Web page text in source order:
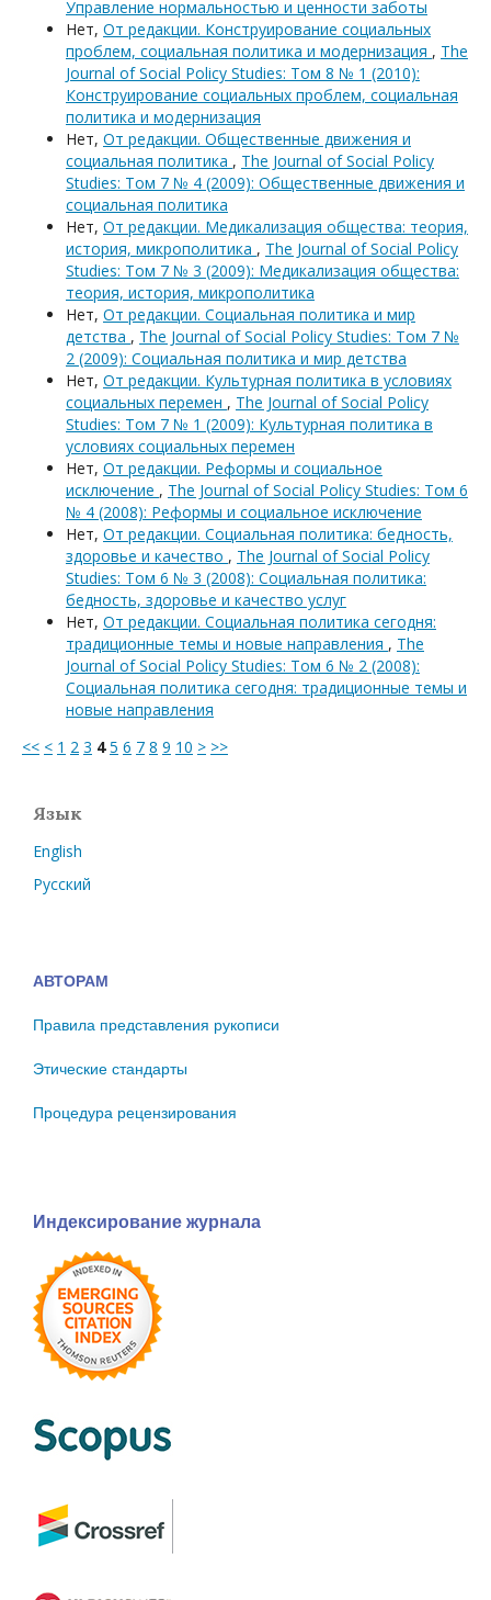
Управление нормальностью и ценности заботы
Нет, От редакции. Конструирование социальных
проблем, социальная политика и модернизация , The
Journal of Social Policy Studies: Том 8 № 1 (2010):
Конструирование социальных проблем, социальная
политика и модернизация
Нет, От редакции. Общественные движения и
социальная политика , The Journal of Social Policy
Studies: Том 7 № 4 (2009): Общественные движения и
социальная политика
Нет, От редакции. Медикализация общества: теория,
история, микрополитика , The Journal of Social Policy
Studies: Том 7 № 3 (2009): Медикализация общества:
теория, история, микрополитика
Нет, От редакции. Социальная политика и мир
детства , The Journal of Social Policy Studies: Том 7 №
2 (2009): Социальная политика и мир детства
Нет, От редакции. Культурная политика в условиях
социальных перемен , The Journal of Social Policy
Studies: Том 7 № 1 (2009): Культурная политика в
условиях социальных перемен
Нет, От редакции. Реформы и социальное
исключение , The Journal of Social Policy Studies: Том 6
№ 4 (2008): Реформы и социальное исключение
Нет, От редакции. Социальная политика: бедность,
здоровье и качество , The Journal of Social Policy
Studies: Том 6 № 3 (2008): Социальная политика:
бедность, здоровье и качество услуг
Нет, От редакции. Социальная политика сегодня:
традиционные темы и новые направления , The
Journal of Social Policy Studies: Том 6 № 2 (2008):
Социальная политика сегодня: традиционные темы и
новые направления
<< < 1 2 3 4 5 6 7 8 9 10 > >>
Язык
English
Русский
АВТОРАМ
Правила представления рукописи
Этические стандарты
Процедура рецензирования
Индексирование журнала